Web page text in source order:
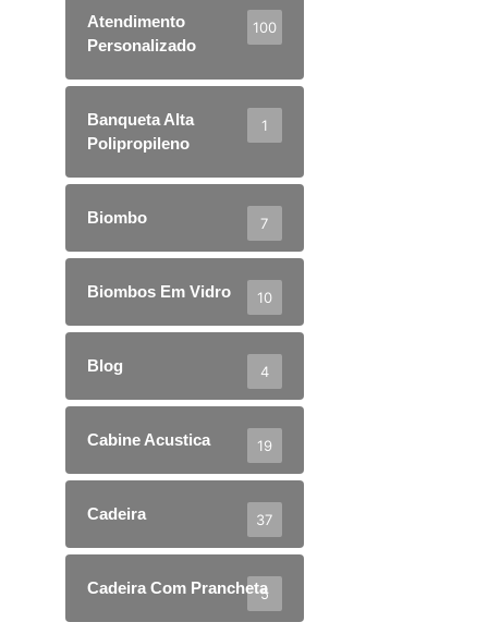
Atendimento
Personalizado
100
Banqueta Alta
Polipropileno
1
Biombo 7
Biombos Em Vidro 10
Blog 4
Cabine Acustica 19
Cadeira 37
Cadeira Com Prancheta
5